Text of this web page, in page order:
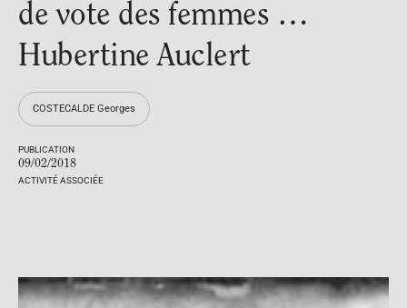
de vote des femmes …
Hubertine Auclert
PUBLICATION
09/02/2018
ACTIVITÉ ASSOCIÉE
COSTECALDE Georges